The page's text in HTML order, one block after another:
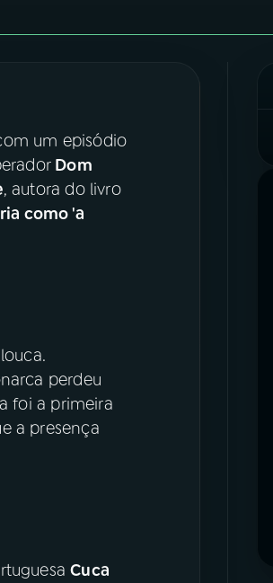
um episódio
Dom
, autora do livro
como 'a
perdeu
foi a primeira
a presença
Cuca